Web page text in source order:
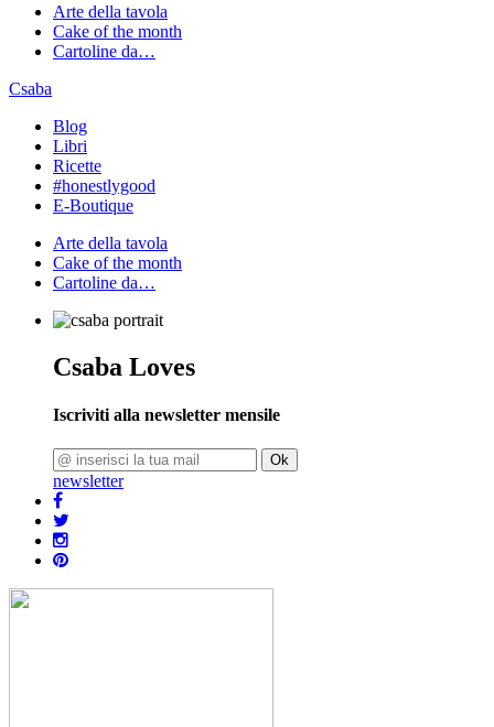
Arte della tavola
Cake of the month
Cartoline da…
Csaba
Blog
Libri
Ricette
#honestlygood
E-Boutique
Arte della tavola
Cake of the month
Cartoline da…
Csaba Loves
Iscriviti alla newsletter mensile
Ok
newsletter